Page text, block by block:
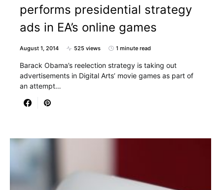
performs presidential strategy
ads in EA’s online games
August 1, 2014 525 views 1 minute read
Barack Obama’s reelection strategy is taking out
advertisements in Digital Arts’ movie games as part of
an attempt…